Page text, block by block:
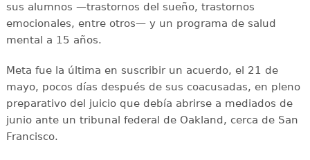
sus alumnos —trastornos del sueño, trastornos
emocionales, entre otros— y un programa de salud
mental a 15 años.
Meta fue la última en suscribir un acuerdo, el 21 de
mayo, pocos días después de sus coacusadas, en pleno
preparativo del juicio que debía abrirse a mediados de
junio ante un tribunal federal de Oakland, cerca de San
Francisco.